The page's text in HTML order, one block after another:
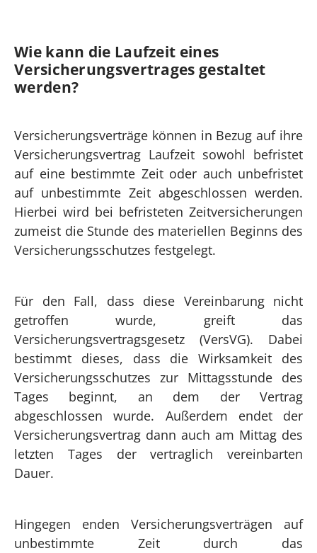
Wie kann die Laufzeit eines
Versicherungs­vertrages gestaltet
werden?
Versicherungsverträge können in Bezug auf ihre
Versicherungsvertrag Laufzeit sowohl befristet
auf eine bestimmte Zeit oder auch unbefristet
auf unbestimmte Zeit abgeschlossen werden.
Hierbei wird bei befristeten Zeitversicherungen
zumeist die Stunde des materiellen Beginns des
Versicherungsschutzes festgelegt.
Für den Fall, dass diese Vereinbarung nicht
getroffen wurde, greift das
Versicherungsvertragsgesetz (VersVG). Dabei
bestimmt dieses, dass die Wirksamkeit des
Versicherungsschutzes zur Mittagsstunde des
Tages beginnt, an dem der Vertrag
abgeschlossen wurde. Außerdem endet der
Versicherungsvertrag dann auch am Mittag des
letzten Tages der vertraglich vereinbarten
Dauer.
Hingegen enden Versicherungsverträgen auf
unbestimmte Zeit durch das